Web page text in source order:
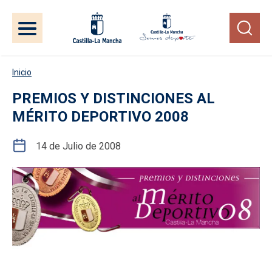
Inicio
PREMIOS Y DISTINCIONES AL
MÉRITO DEPORTIVO 2008
14 de Julio de 2008